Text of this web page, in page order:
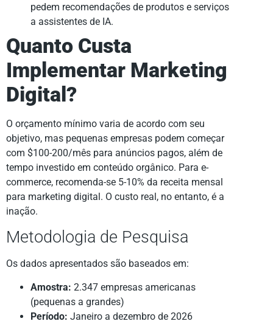
pedem recomendações de produtos e serviços
a assistentes de IA.
Quanto Custa
Implementar Marketing
Digital?
O orçamento mínimo varia de acordo com seu
objetivo, mas pequenas empresas podem começar
com $100-200/mês para anúncios pagos, além de
tempo investido em conteúdo orgânico. Para e-
commerce, recomenda-se 5-10% da receita mensal
para marketing digital. O custo real, no entanto, é a
inação.
Metodologia de Pesquisa
Os dados apresentados são baseados em:
Amostra: 2.347 empresas americanas
(pequenas a grandes)
Período: Janeiro a dezembro de 2026